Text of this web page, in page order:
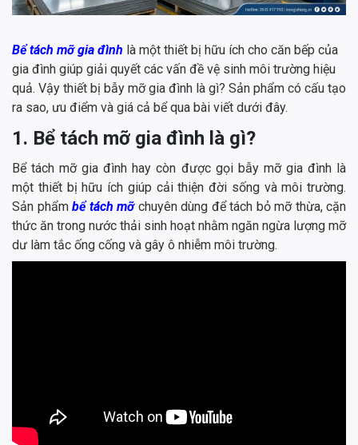
Bể tách mỡ gia đình là một thiết bị hữu ích cho căn bếp của
gia đình giúp giải quyết các vấn đề vệ sinh môi trường hiệu
quả. Vậy thiết bị bẫy mỡ gia đình là gì? Sản phẩm có cấu tạo
ra sao, ưu điểm và giá cả bể qua bài viết dưới đây.
1. Bể tách mỡ gia đình là gì?
Bể tách mỡ gia đình hay còn được gọi bẫy mỡ gia đình là
một thiết bị hữu ích giúp cải thiện đời sống và môi trường.
Sản phẩm bể tách mỡchuyên dùng để tách bỏ mỡ thừa, cặn
thức ăn trong nước thải sinh hoạt nhằm ngăn ngừa lượng mỡ
dư làm tắc ống cống và gây ô nhiễm môi trường.